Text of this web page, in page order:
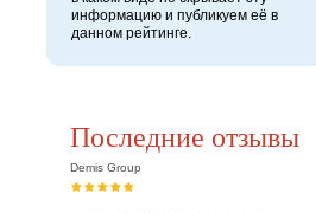
информацию и публикуем её в
данном рейтинге.
Последние отзывы
Demis Group